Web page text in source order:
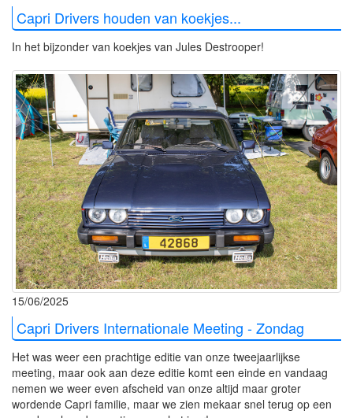
Capri Drivers houden van koekjes...
In het bijzonder van koekjes van Jules Destrooper!
15/06/2025
Capri Drivers Internationale Meeting - Zondag
Het was weer een prachtige editie van onze tweejaarlijkse
meeting, maar ook aan deze editie komt een einde en vandaag
nemen we weer even afscheid van onze altijd maar groter
wordende Capri familie, maar we zien mekaar snel terug op een